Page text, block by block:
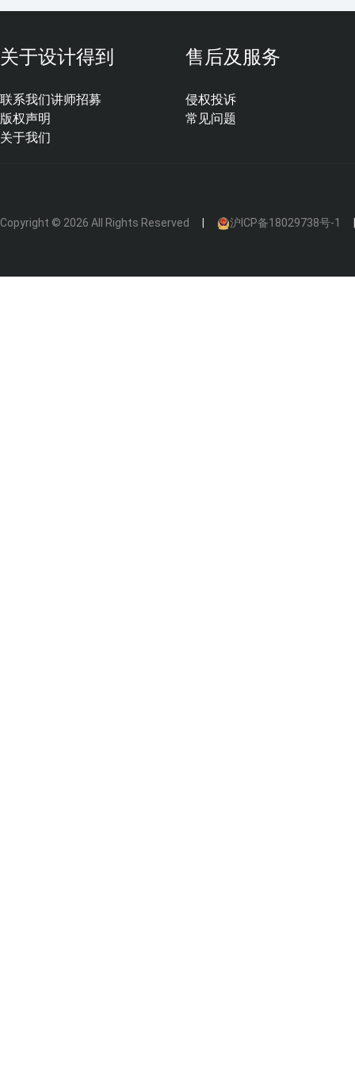
关于设计得到
联系我们
版权声明
关于我们
讲师招募
售后及服务
侵权投诉
常见问题
Copyright © 2026 All Rights Reserved 沪ICP备18029738号-1